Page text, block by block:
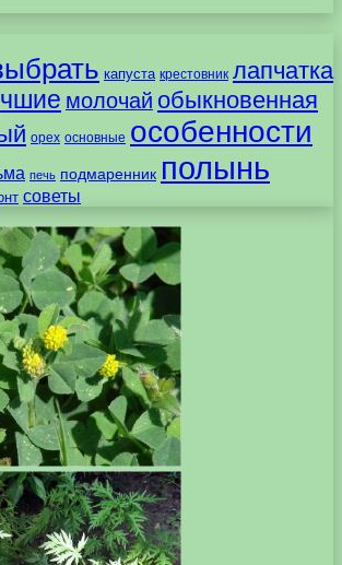
капуста крестовник лапчатка
молочай обыкновенная
орех основные особенности
печь подмаренник полынь
советы